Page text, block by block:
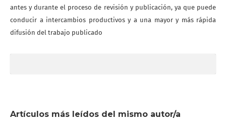
antes y durante el proceso de revisión y publicación, ya que puede
conducir a intercambios productivos y a una mayor y más rápida
difusión del trabajo publicado
Artículos más leídos del mismo autor/a